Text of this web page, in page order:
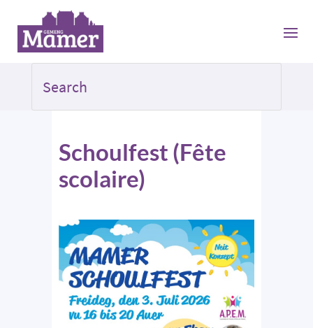
Schoulfest (Fête
scolaire)